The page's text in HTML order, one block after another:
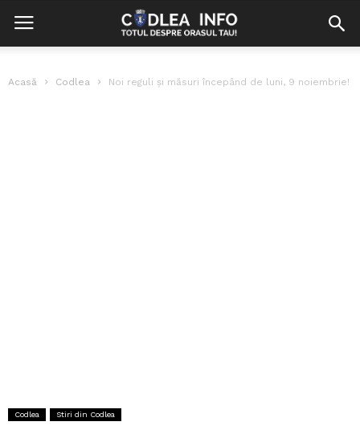
Acasă Codlea Noi reguli și măsuri începând de luni, 9 noiembrie!
Codlea Stiri din Codlea